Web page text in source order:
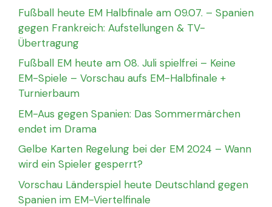
Fußball heute EM Halbfinale am 09.07. – Spanien
gegen Frankreich: Aufstellungen & TV-
Übertragung
Fußball EM heute am 08. Juli spielfrei – Keine
EM-Spiele – Vorschau aufs EM-Halbfinale +
Turnierbaum
EM-Aus gegen Spanien: Das Sommermärchen
endet im Drama
Gelbe Karten Regelung bei der EM 2024 – Wann
wird ein Spieler gesperrt?
Vorschau Länderspiel heute Deutschland gegen
Spanien im EM-Viertelfinale